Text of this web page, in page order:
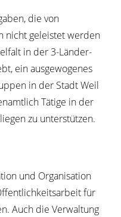
die von
nicht geleistet werden
in der 3-Länder-
ein ausgewogenes
in der Stadt Weil
Tätige in der
zu unterstützen.
und Organisation
für
Auch die Verwaltung